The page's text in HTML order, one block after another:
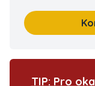
TIP: Pro